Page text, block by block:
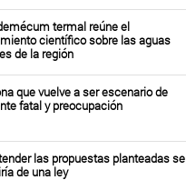
termal reúne el
científico sobre las aguas
de la región
que vuelve a ser escenario de
fatal y preocupación
las propuestas planteadas se
de una ley